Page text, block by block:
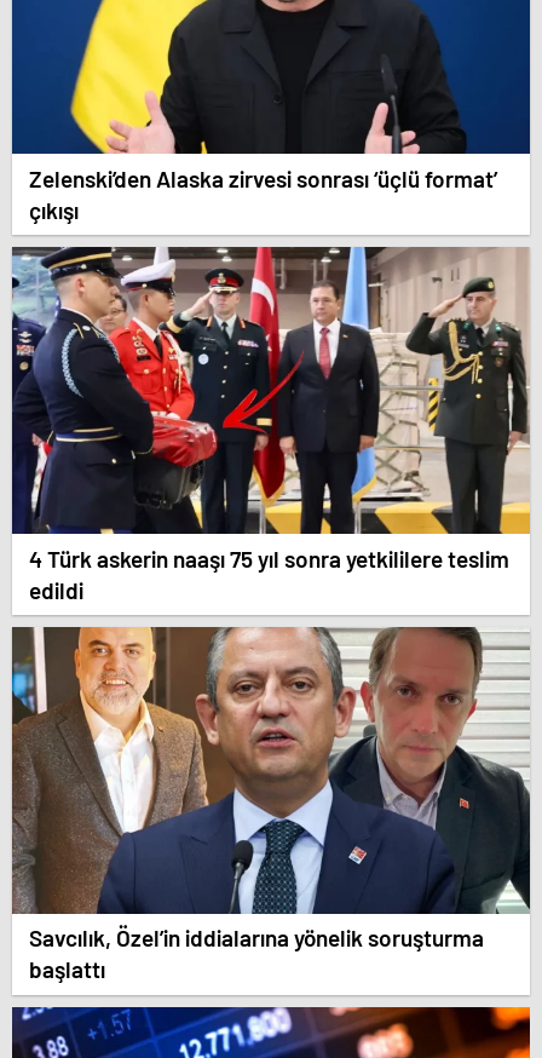
Zelenski’den Alaska zirvesi sonrası ‘üçlü format’
çıkışı
4 Türk askerin naaşı 75 yıl sonra yetkililere teslim
edildi
Savcılık, Özel’in iddialarına yönelik soruşturma
başlattı